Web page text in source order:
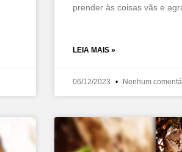
prender às coisas vãs e
LEIA MAIS »
06/12/2023 Nenhum